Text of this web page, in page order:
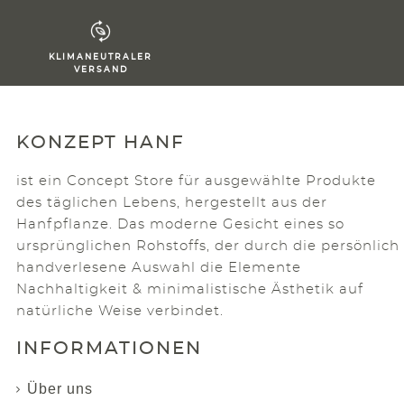
KLIMANEUTRALER
VERSAND
KONZEPT HANF
ist ein Concept Store für ausgewählte Produkte
des täglichen Lebens, hergestellt aus der
Hanfpflanze. Das moderne Gesicht eines so
ursprünglichen Rohstoffs, der durch die persönlich
handverlesene Auswahl die Elemente
Nachhaltigkeit & minimalistische Ästhetik auf
natürliche Weise verbindet.
INFORMATIONEN
Über uns